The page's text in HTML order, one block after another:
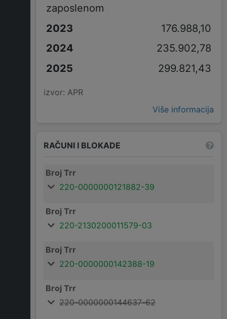
zaposlenom
176.988,10
235.902,78
299.821,43
izvor: APR
Više informacija
RAČUNI I BLOKADE
Broj Trr
220-0000000121882-39
Broj Trr
220-2130200011579-03
Broj Trr
220-0000000142388-19
Broj Trr
220-0000000144637-62